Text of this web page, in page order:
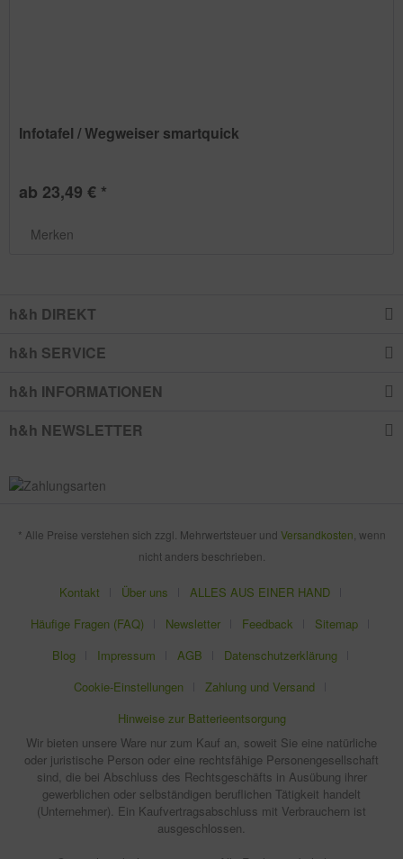
Infotafel / Wegweiser smartquick
ab 23,49 € *
Merken
h&h DIREKT
h&h SERVICE
h&h INFORMATIONEN
h&h NEWSLETTER
* Alle Preise verstehen sich zzgl. Mehrwertsteuer und Versandkosten , wenn
nicht anders beschrieben.
Kontakt Über uns
ALLES AUS EINER HAND
Häufige Fragen (FAQ)
Newsletter Feedback
Sitemap
Blog
Impressum AGB
Datenschutzerklärung
Cookie-Einstellungen
Zahlung und Versand
Hinweise zur Batterieentsorgung
Wir bieten unsere Ware nur zum Kauf an, soweit Sie eine natürliche
oder juristische Person oder eine rechtsfähige Personengesellschaft
sind, die bei Abschluss des Rechtsgeschäfts in Ausübung ihrer
gewerblichen oder selbständigen beruflichen Tätigkeit handelt
(Unternehmer). Ein Kaufvertragsabschluss mit Verbrauchern ist
ausgeschlossen.